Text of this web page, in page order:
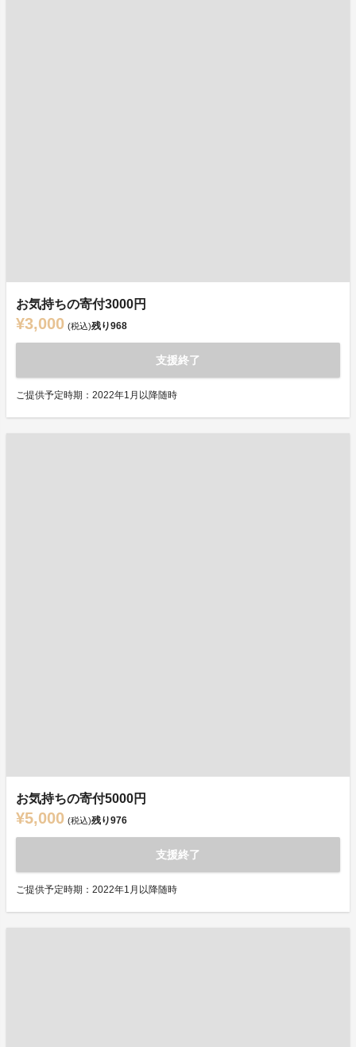
お気持ちの寄付3000円
¥3,000 (税込)残り968
支援終了
ご提供予定時期：2022年1月以降随時
お気持ちの寄付5000円
¥5,000 (税込)残り976
支援終了
ご提供予定時期：2022年1月以降随時